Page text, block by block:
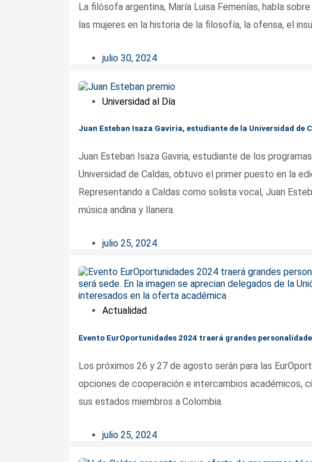
La filósofa argentina, María Luisa Femenías, habla
las mujeres en la historia de la filosofía, la ofensa, el
julio 30, 2024
Universidad al Día
Juan Esteban Isaza Gaviria, estudiante de la Universidad
Juan Esteban Isaza Gaviria, estudiante de los
Universidad de Caldas, obtuvo el primer puesto en la
Representando a Caldas como solista vocal, Juan
música andina y llanera.
julio 25, 2024
Actualidad
Evento EurOportunidades 2024 traerá grandes
Los próximos 26 y 27 de agosto serán para las
opciones de cooperación e intercambios académicos,
sus estados miembros a Colombia.
julio 25, 2024